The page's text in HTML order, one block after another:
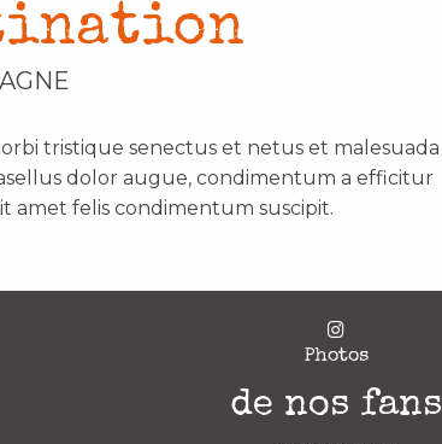
tristique senectus et netus et malesuada
dolor augue, condimentum a efficitur
amet felis condimentum suscipit.
Photos
de nos fans